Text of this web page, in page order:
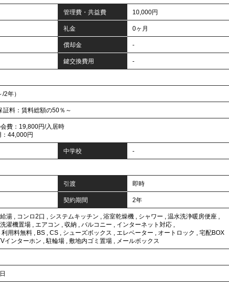
管理費・共益費 10,000円
礼金 0ヶ月
償却金 -
鍵交換費用 -
2年）
証料：賃料総額の50％～
費：19,800円/入居時
44,000円
中学校 -
引渡 即時
契約期間 2年
給湯 , コンロ2口 , システムキッチン , 浴室乾燥機 , シャワー , 温水洗浄暖房便座 ,
濯機置場 , エアコン , 収納 , バルコニー , インターネット対応 ,
利用料無料 , BS , CS , シューズボックス , エレベーター , オートロック , 宅配BOX
インターホン ,駐輪場 , 敷地内ゴミ置場 , メールボックス